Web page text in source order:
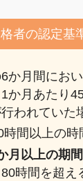
者の認定基
か月間にお
か月あたり
われていた
時間以上の時
月以上の期
時間を超え